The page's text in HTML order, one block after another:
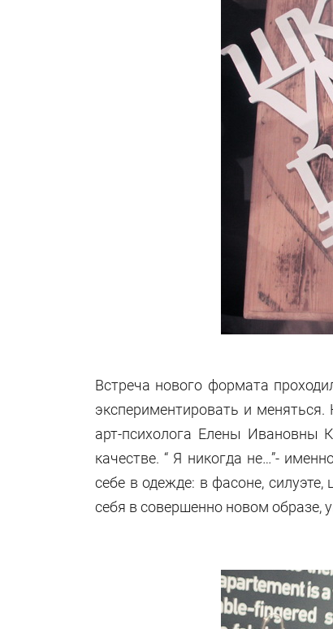
Встреча нового формата
экспериментировать и
арт-психолога Елены Ивановны
качестве. “ Я никогда не…”-
себе в одежде: в фасоне,
себя в совершенно новом образе,